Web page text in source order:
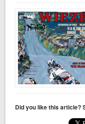
Did you like this article?